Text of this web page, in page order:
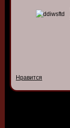
Нравится